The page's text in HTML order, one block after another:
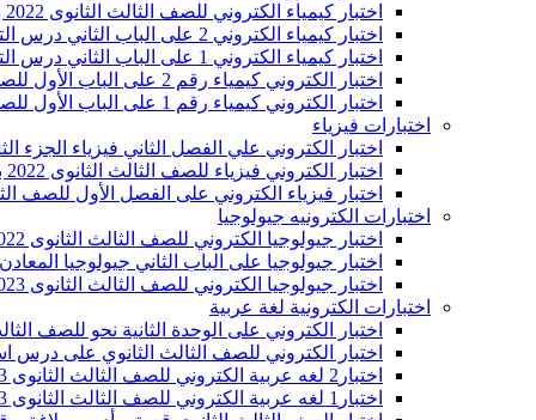
اختبار كيمياء الكتروني للصف الثالث الثانوى 2022 بالنظام الجديد على الباب الثاني درس التحليل الكمي
اختبار كيمياء الكتروني 2 على الباب الثاني درس التحليل الكيفي للصف الثالث الثانوى 2022 بالنظام الجديد
اختبار كيمياء الكتروني 1 على الباب الثاني درس التحليل الكيفي للصف الثالث الثانوى 2022 بالنظام الجديد
اختبار الكتروني كيمياء رقم 2 على الباب الأول للصف الثالث الثانوى 2023 بالنظام الجديد
اختبار الكتروني كيمياء رقم 1 على الباب الأول للصف الثالث الثانوى 2022 بالنظام الجديد
اختبارات فيزياء
اختبار الكتروني علي الفصل الثاني فيزياء الجزء
اختبار الكتروني فيزياء للصف الثالث الثانوى 2022 بالنظام الجديد على الفصل الأول رقم ١
اختبار فيزياء الكتروني على الفصل الأول للصف الثالث الثانوى 2022
اختبارات الكترونيه جيولوجيا
اختبار جيولوجيا الكتروني للصف الثالث الثانوى 2022 بالنظام الجديد على الباب الثاني جيولوجيا المعادن
اختبار جيولوجيا على الباب الثاني جيولوجيا المعادن الكتروني
اختبار جيولوجيا الكتروني للصف الثالث الثانوى 2023 بالنظام الجديد على الباب الأول جيولوجيا
اختبارات الكترونية لغة عربية
اختبار الكتروني على الوحدة الثانية نحو للصف الثالث
اختبار الكتروني للصف الثالث الثانوي على درس اسم
اختبار2 لغه عربية الكتروني للصف الثالث الثانوى 2023 بالنظام الجديد على الوحدة الأولى نحو
اختبار1 لغه عربية الكتروني للصف الثالث الثانوى 2023 بالنظام الجديد على الوحدة الأولى نحو